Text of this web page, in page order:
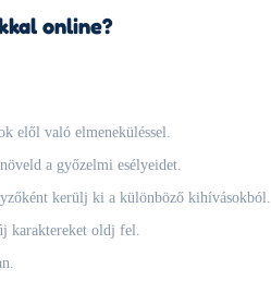
online?
elől való elmeneküléssel.
a győzelmi esélyeidet.
kerülj ki a különböző kihívásokból.
karaktereket oldj fel.